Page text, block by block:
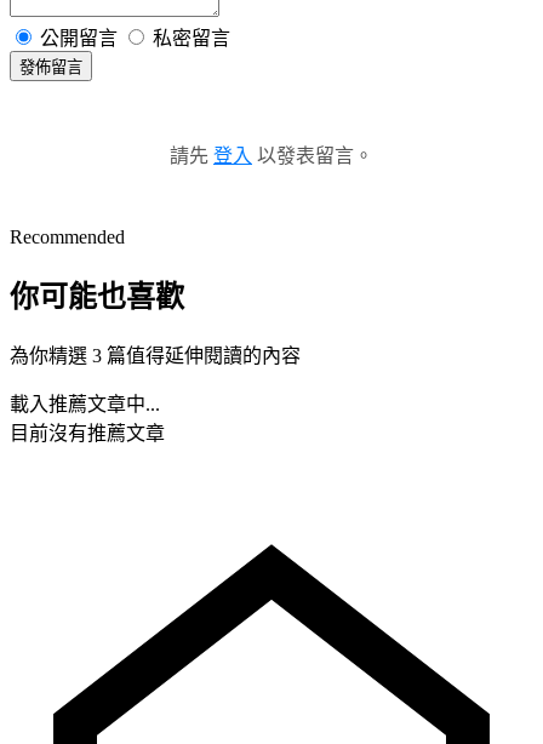
公開留言 私密留言
發佈留言
請先 登入 以發表留言。
Recommended
你可能也喜歡
為你精選 3 篇值得延伸閱讀的內容
載入推薦文章中...
目前沒有推薦文章